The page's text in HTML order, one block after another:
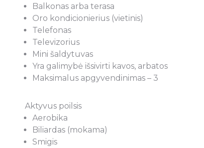
Balkonas arba terasa
Oro kondicionierius (vietinis)
Telefonas
Televizorius
Mini šaldytuvas
Yra galimybė išsivirti kavos, arbatos
Maksimalus apgyvendinimas – 3
Aktyvus poilsis
Aerobika
Biliardas (mokama)
Smigis